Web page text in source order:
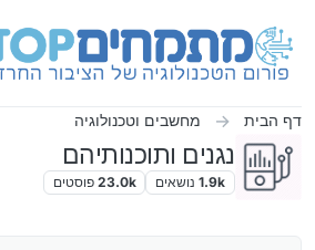
דף הבית מחשבים וטכנולוגיה
נגנים ותוכנותיהם
1.9k נושאים 23.0k פוסטים